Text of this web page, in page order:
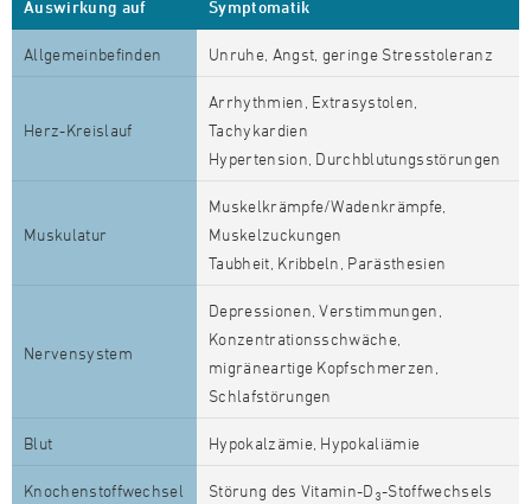
Auswirkung auf Symptomatik
Allgemeinbefinden Unruhe, Angst, geringe Stresstoleranz
Herz-Kreislauf
Arrhythmien, Extrasystolen,
Tachykardien
Hypertension, Durchblutungsstörungen
Muskulatur
Muskelkrämpfe/Wadenkrämpfe,
Muskelzuckungen
Taubheit, Kribbeln, Parästhesien
Nervensystem
Depressionen, Verstimmungen,
Konzentrationsschwäche,
migräneartige Kopfschmerzen,
Schlafstörungen
Blut Hypokalzämie, Hypokaliämie
Knochenstoffwechsel Störung des Vitamin-D 3-Stoffwechsels